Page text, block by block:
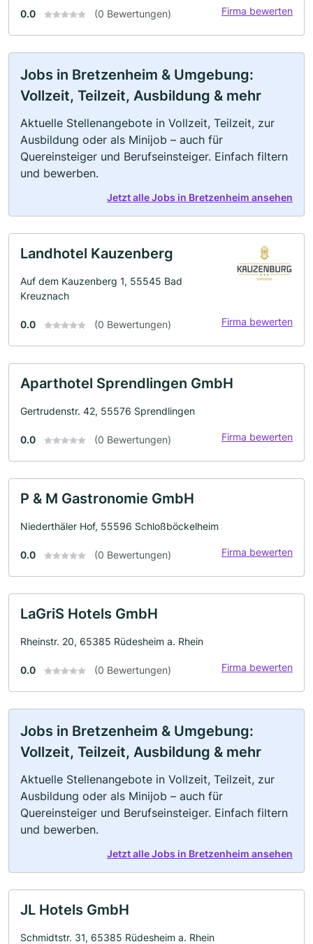
0.0 (0 Bewertungen) Firma bewerten
Jobs in Bretzenheim & Umgebung:
Vollzeit, Teilzeit, Ausbildung & mehr
Aktuelle Stellenangebote in Vollzeit, Teilzeit, zur
Ausbildung oder als Minijob – auch für
Quereinsteiger und Berufseinsteiger. Einfach filtern
und bewerben.
Jetzt alle Jobs in Bretzenheim ansehen
Landhotel Kauzenberg
Auf dem Kauzenberg 1, 55545 Bad
Kreuznach
0.0 (0 Bewertungen) Firma bewerten
Aparthotel Sprendlingen GmbH
Gertrudenstr. 42, 55576 Sprendlingen
0.0 (0 Bewertungen) Firma bewerten
P & M Gastronomie GmbH
Niederthäler Hof, 55596 Schloßböckelheim
0.0 (0 Bewertungen) Firma bewerten
LaGriS Hotels GmbH
Rheinstr. 20, 65385 Rüdesheim a. Rhein
0.0 (0 Bewertungen) Firma bewerten
Jobs in Bretzenheim & Umgebung:
Vollzeit, Teilzeit, Ausbildung & mehr
Aktuelle Stellenangebote in Vollzeit, Teilzeit, zur
Ausbildung oder als Minijob – auch für
Quereinsteiger und Berufseinsteiger. Einfach filtern
und bewerben.
Jetzt alle Jobs in Bretzenheim ansehen
JL Hotels GmbH
Schmidtstr. 31, 65385 Rüdesheim a. Rhein